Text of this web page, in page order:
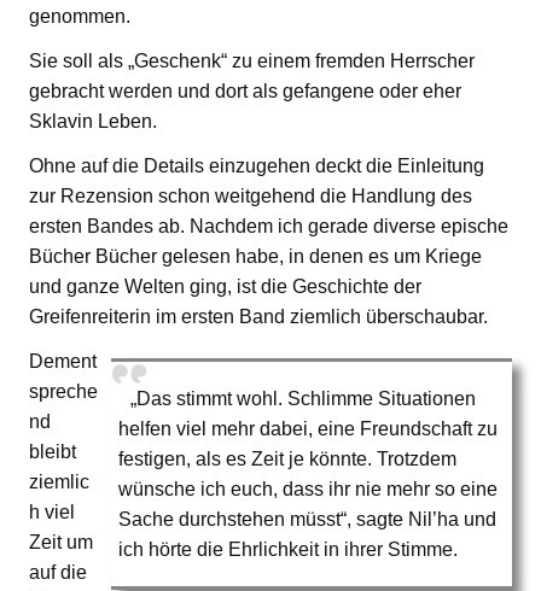
genommen.
Sie soll als „Geschenk“ zu einem fremden Herrscher
gebracht werden und dort als gefangene oder eher
Sklavin Leben.
Ohne auf die Details einzugehen deckt die Einleitung
zur Rezension schon weitgehend die Handlung des
ersten Bandes ab. Nachdem ich gerade diverse epische
Bücher Bücher gelesen habe, in denen es um Kriege
und ganze Welten ging, ist die Geschichte der
Greifenreiterin im ersten Band ziemlich überschaubar.
„Das stimmt wohl. Schlimme Situationen
helfen viel mehr dabei, eine Freundschaft zu
festigen, als es Zeit je könnte. Trotzdem
wünsche ich euch, dass ihr nie mehr so eine
Sache durchstehen müsst“, sagte Nil’ha und
ich hörte die Ehrlichkeit in ihrer Stimme.
Dement
spreche
nd
bleibt
ziemlic
h viel
Zeit um
auf die